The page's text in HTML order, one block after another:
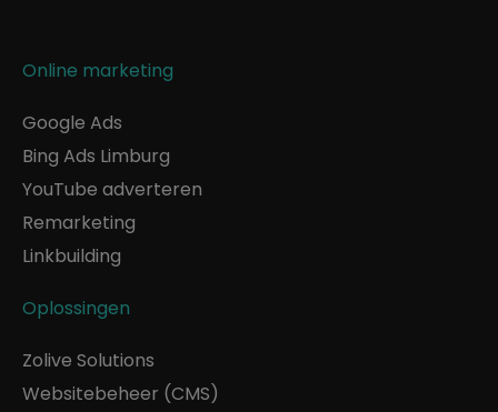
Online marketing
Google Ads
Bing Ads Limburg
YouTube adverteren
Remarketing
Linkbuilding
Oplossingen
Zolive Solutions
Websitebeheer (CMS)